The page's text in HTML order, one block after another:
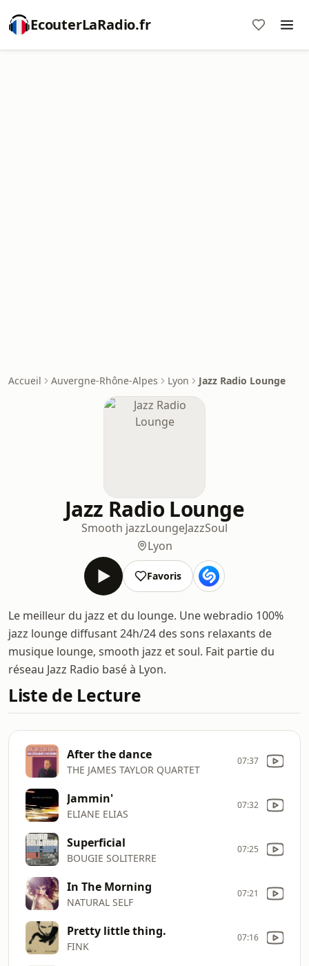
EcouterLaRadio.fr
Accueil Auvergne-Rhône-Alpes Lyon Jazz Radio Lounge
Jazz Radio Lounge
Smooth jazzLoungeJazzSoul
Lyon
Favoris
Le meilleur du jazz et du lounge. Une webradio 100%
jazz lounge diffusant 24h/24 des sons relaxants de
musique lounge, smooth jazz et soul. Fait partie du
réseau Jazz Radio basé à Lyon.
Liste de Lecture
After the dance
THE JAMES TAYLOR QUARTET
07:37
Jammin'
ELIANE ELIAS
07:32
Superficial
BOUGIE SOLITERRE
07:25
In The Morning
NATURAL SELF
07:21
Pretty little thing.
FINK
07:16